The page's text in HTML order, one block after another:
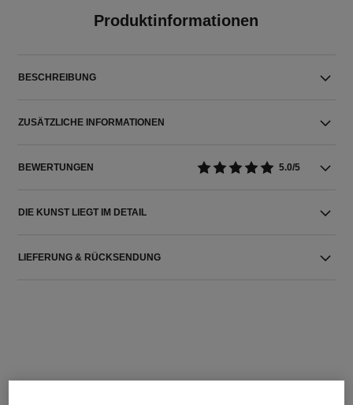
Produktinformationen
BESCHREIBUNG
ZUSÄTZLICHE INFORMATIONEN
BEWERTUNGEN 5.0/5
DIE KUNST LIEGT IM DETAIL
LIEFERUNG & RÜCKSENDUNG